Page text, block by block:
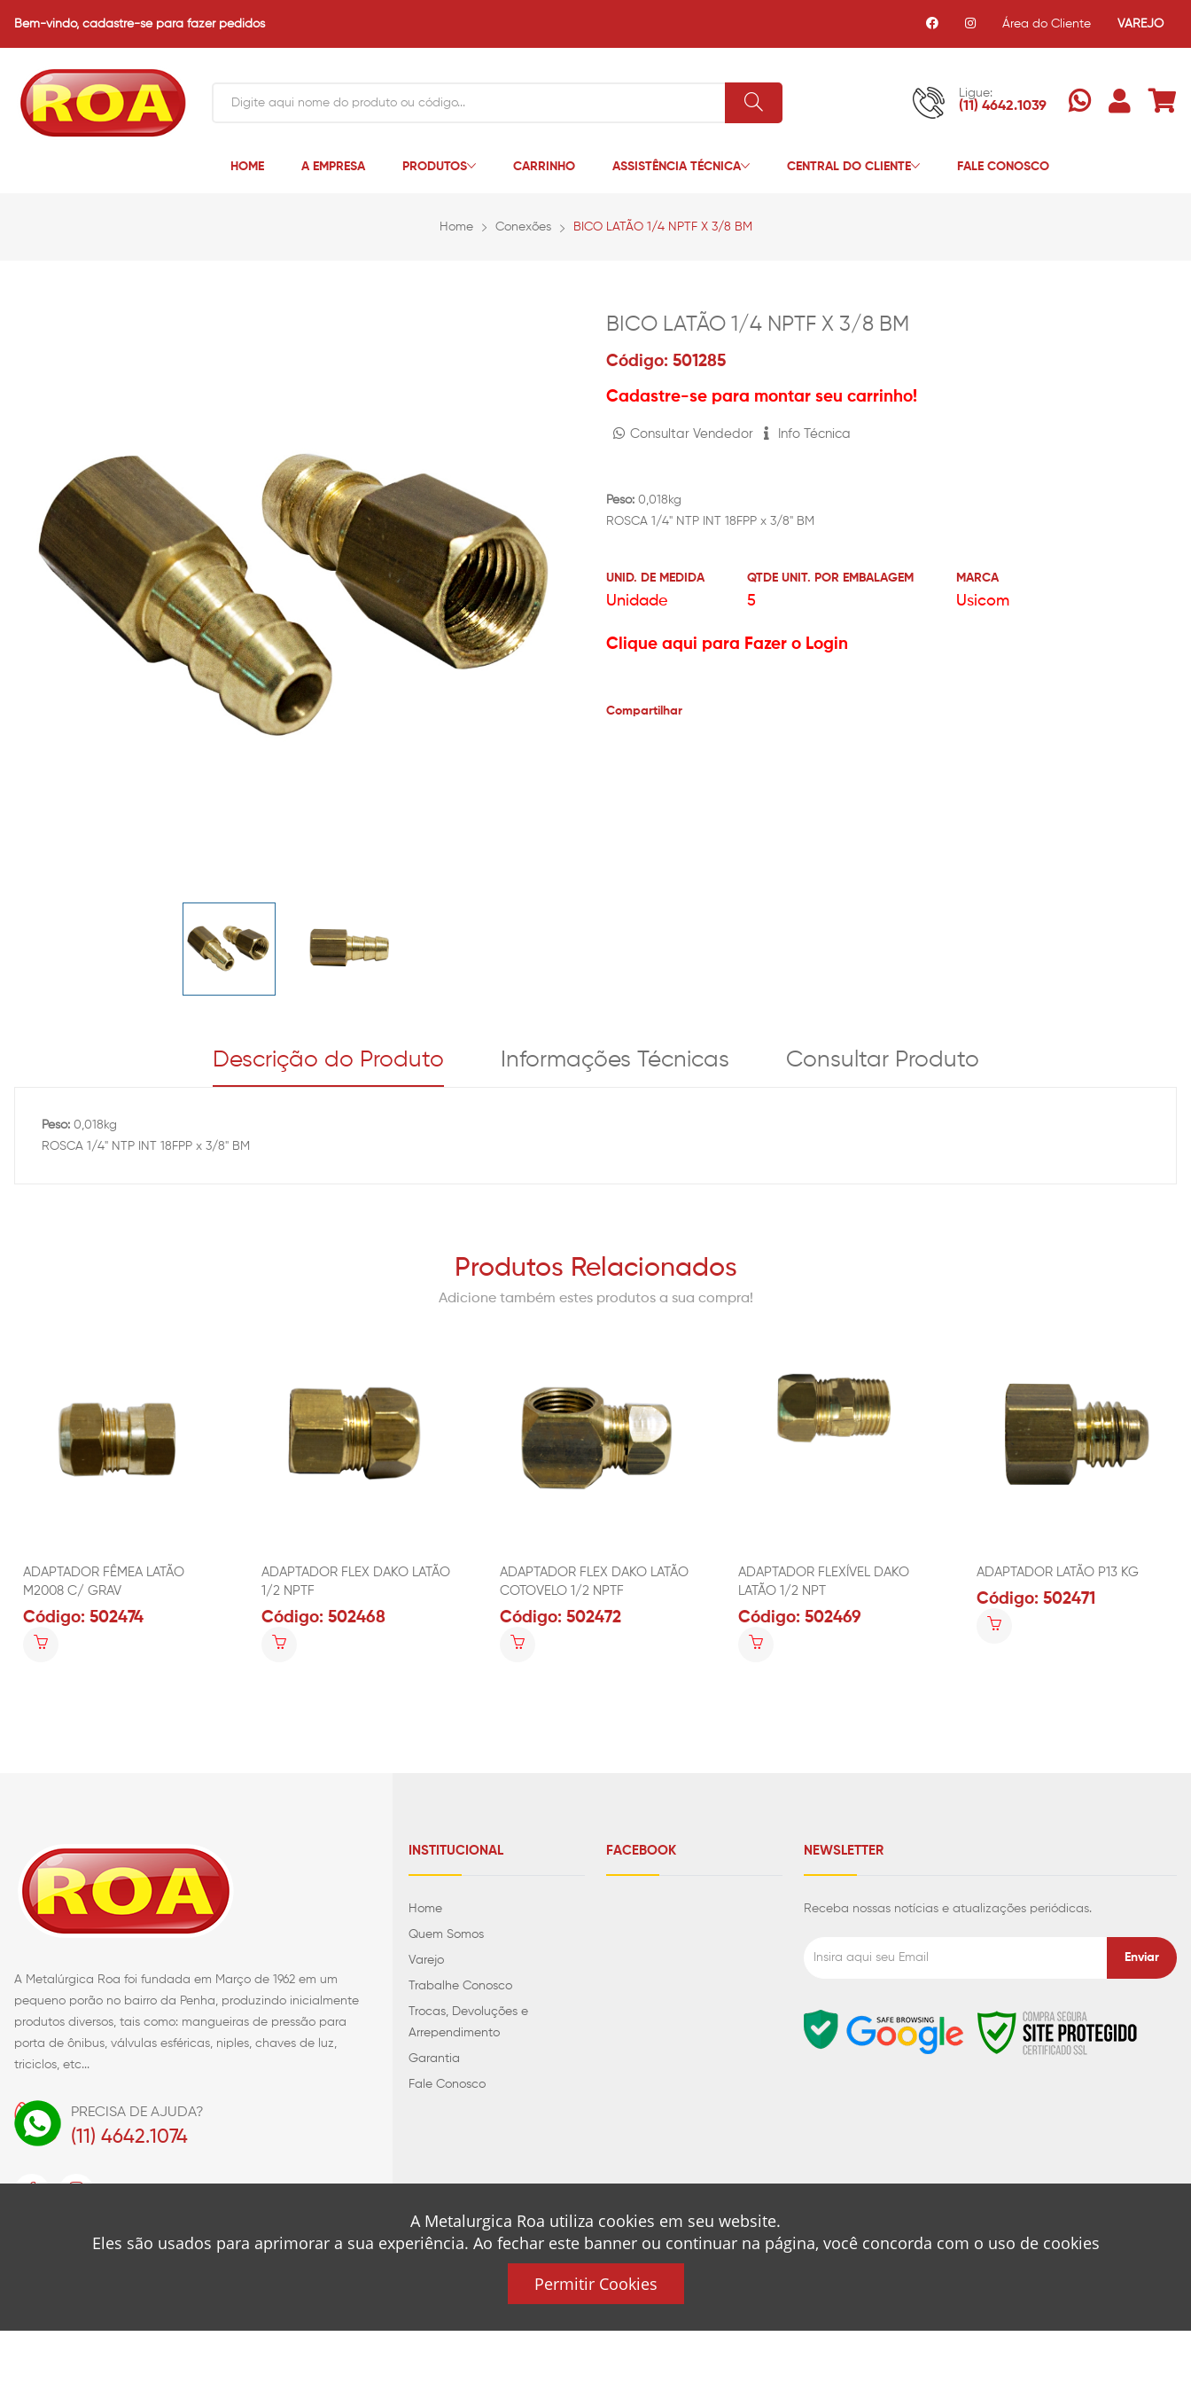
Bem-vindo, cadastre-se para fazer pedidos Área do Cliente VAREJO
Ligue:
(11) 4642.1039
HOME A EMPRESA PRODUTOS CARRINHO ASSISTÊNCIA TÉCNICA CENTRAL DO CLIENTE FALE CONOSCO
Home Conexões BICO LATÃO 1/4 NPTF X 3/8 BM
BICO LATÃO 1/4 NPTF X 3/8 BM
Código: 501285
Cadastre-se para montar seu carrinho!
Consultar Vendedor Info Técnica
Peso: 0,018kg
ROSCA 1/4" NTP INT 18FPP x 3/8" BM
UNID. DE MEDIDA
Unidade
QTDE UNIT. POR EMBALAGEM
5
MARCA
Usicom
Clique aqui para Fazer o Login
Compartilhar
Descrição do Produto Informações Técnicas Consultar Produto
Peso: 0,018kg
ROSCA 1/4" NTP INT 18FPP x 3/8" BM
Produtos Relacionados
Adicione também estes produtos a sua compra!
ADAPTADOR FÊMEA LATÃO
M2008 C/ GRAV
Código: 502474
ADAPTADOR FLEX DAKO LATÃO
1/2 NPTF
Código: 502468
ADAPTADOR FLEX DAKO LATÃO
COTOVELO 1/2 NPTF
Código: 502472
ADAPTADOR FLEXÍVEL DAKO
LATÃO 1/2 NPT
Código: 502469
ADAPTADOR LATÃO P13 KG
Código: 502471
A Metalúrgica Roa foi fundada em Março de 1962 em um
pequeno porão no bairro da Penha, produzindo inicialmente
produtos diversos, tais como: mangueiras de pressão para
porta de ônibus, válvulas esféricas, niples, chaves de luz,
triciclos, etc...
PRECISA DE AJUDA?
(11) 4642.1074
INSTITUCIONAL
Home
Quem Somos
Varejo
Trabalhe Conosco
Trocas, Devoluções e
Arrependimento
Garantia
Fale Conosco
FACEBOOK NEWSLETTER
Receba nossas notícias e atualizações periódicas.
Enviar
A Metalurgica Roa utiliza cookies em seu website.
Eles são usados para aprimorar a sua experiência. Ao fechar este banner ou continuar na página, você concorda com o uso de cookies
Permitir Cookies